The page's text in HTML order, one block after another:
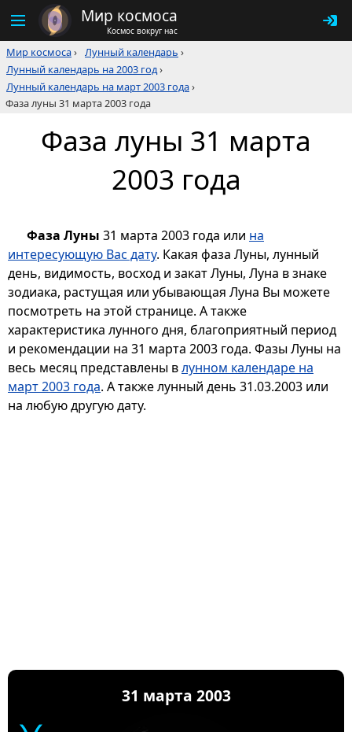
Мир космоса
Космос вокруг нас
Мир космоса› Лунный календарь ›
Лунный календарь на 2003 год›
Лунный календарь на март 2003 года›
Фаза луны 31 марта 2003 года
Фаза луны 31 марта
2003 года
Фаза Луны 31 марта 2003 года или на
интересующую Вас дату. Какая фаза Луны, лунный
день, видимость, восход и закат Луны, Луна в знаке
зодиака, растущая или убывающая Луна Вы можете
посмотреть на этой странице. А также
характеристика лунного дня, благоприятный период
и рекомендации на 31 марта 2003 года. Фазы Луны на
весь месяц представлены влунном календаре на
март 2003 года. А также лунный день 31.03.2003 или
на любую другую дату.
31 марта 2003